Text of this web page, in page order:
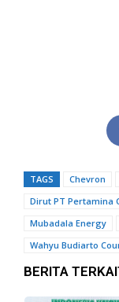
TAGS Chevron
Dirut PT Pertamina
Mubadala Energy
Wahyu Budiarto
BERITA